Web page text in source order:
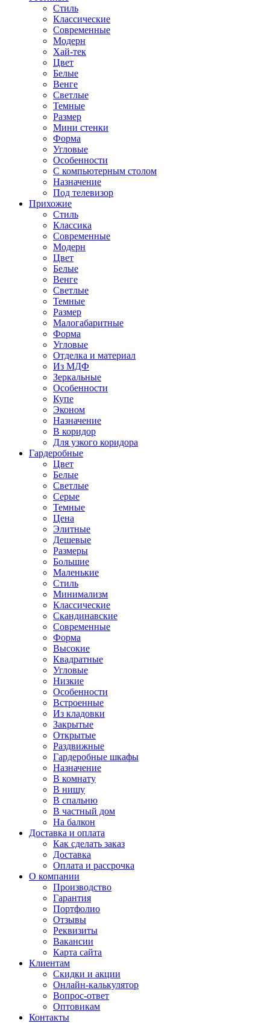
Стиль
Классические
Современные
Модерн
Хай-тек
Цвет
Белые
Венге
Светлые
Темные
Размер
Мини стенки
Форма
Угловые
Особенности
С компьютерным столом
Назначение
Под телевизор
Прихожие
Стиль
Классика
Современные
Модерн
Цвет
Белые
Венге
Светлые
Темные
Размер
Малогабаритные
Форма
Угловые
Отделка и материал
Из МДФ
Зеркальные
Особенности
Купе
Эконом
Назначение
В коридор
Для узкого коридора
Гардеробные
Цвет
Белые
Светлые
Серые
Темные
Цена
Элитные
Дешевые
Размеры
Большие
Маленькие
Стиль
Минимализм
Классические
Скандинавские
Современные
Форма
Высокие
Квадратные
Угловые
Низкие
Особенности
Встроенные
Из кладовки
Закрытые
Открытые
Раздвижные
Гардеробные шкафы
Назначение
В комнату
В нишу
В спальню
В частный дом
На балкон
Доставка и оплата
Как сделать заказ
Доставка
Оплата и рассрочка
О компании
Производство
Гарантия
Портфолио
Отзывы
Реквизиты
Вакансии
Карта сайта
Клиентам
Скидки и акции
Онлайн-калькулятор
Вопрос-ответ
Оптовикам
Контакты